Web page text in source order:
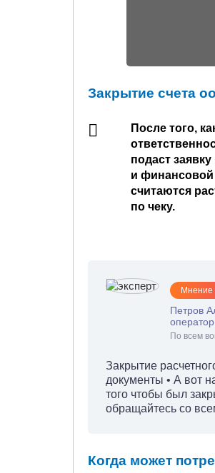
Закрытие счета
После того,
подаст
и финансовой
считаются
по чеку.
Мнение
Петров
оператор
По всем
Закрытие
документы • А вот
того чтобы был
обращайтесь со
Когда может